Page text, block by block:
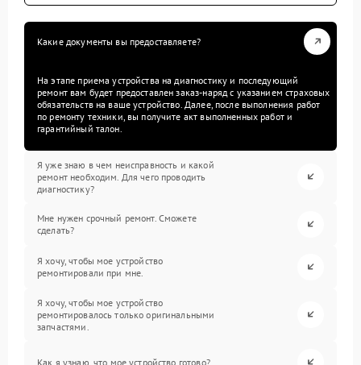
Какие документы вы предоставляете?
На этапе приема устройства на диагностику и последующий
ремонт вам будет предоставлен заказ-наряд с указанием страховых
обязательств на ваше устройство. Далее, после выполнения работ
по ремонту техники, вы получите акт выполненных работ и
гарантийный талон.
Я уже знаю в чем неисправность и какой
ремонт необходим. Для чего проводить
диагностику?
Мне нужен срочный ремонт. Сможете
сделать?
Я хочу, чтобы мое устройство
ремонтировали при мне.
Я хочу, чтобы мое устройство
ремонтировалось только оригинальными
запчастями.
Как я узнаю, что мое устройство готово?